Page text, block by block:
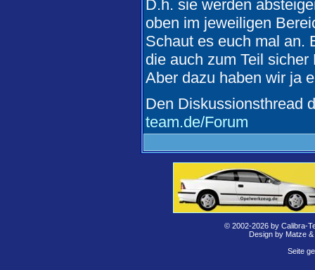
D.h. sie werden
oben im jeweiligen
Schaut es euch mal an.
die auch zum Teil
Aber dazu haben wir ja
Den Diskussionsthread
team.de/Forum
© 2002-2026 by Calibra-
Design by Matze
Seite